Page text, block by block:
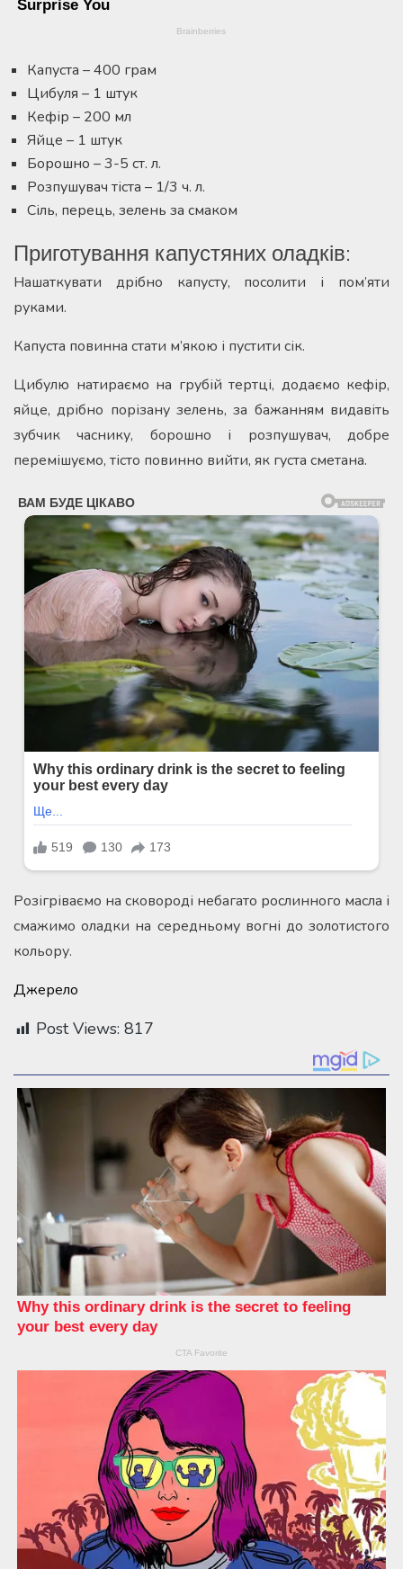
Капуста – 400 грам
Цибуля – 1 штук
Кефір – 200 мл
Яйце – 1 штук
Борошно – 3-5 ст. л.
Розпушувач тіста – 1/3 ч. л.
Сіль, перець, зелень за смаком
Приготування капустяних оладків:
Нашаткувати дрібно капусту, посолити і пом’яти
руками.
Капуста повинна стати м’якою і пустити сік.
Цибулю натираємо на грубій тертці, додаємо кефір,
яйце, дрібно порізану зелень, за бажанням видавіть
зубчик часнику, борошно і розпушувач, добре
перемішуємо, тісто повинно вийти, як густа сметана.
Розігріваємо на сковороді небагато рослинного масла і
смажимо оладки на середньому вогні до золотистого
кольору.
Джерело
Post Views: 817